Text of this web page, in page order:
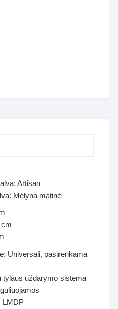
Artisan
Mėlyna matinė
Universali, pasirenkama
tylaus uždarymo sistema
LMDP